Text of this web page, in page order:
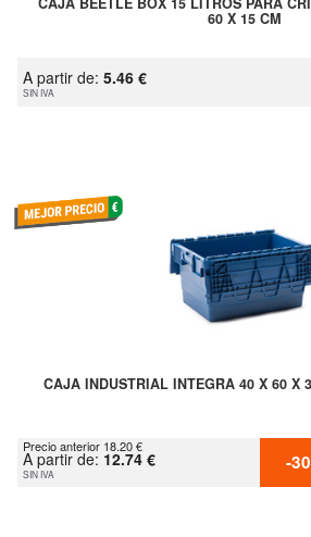
60 X 15 CM
A partir de: 5.46 €
SIN IVA
CAJA INDUSTRIAL INTEGRA 40 X 60 X
Precio anterior 18.20 €
A partir de: 12.74 €
SIN IVA -